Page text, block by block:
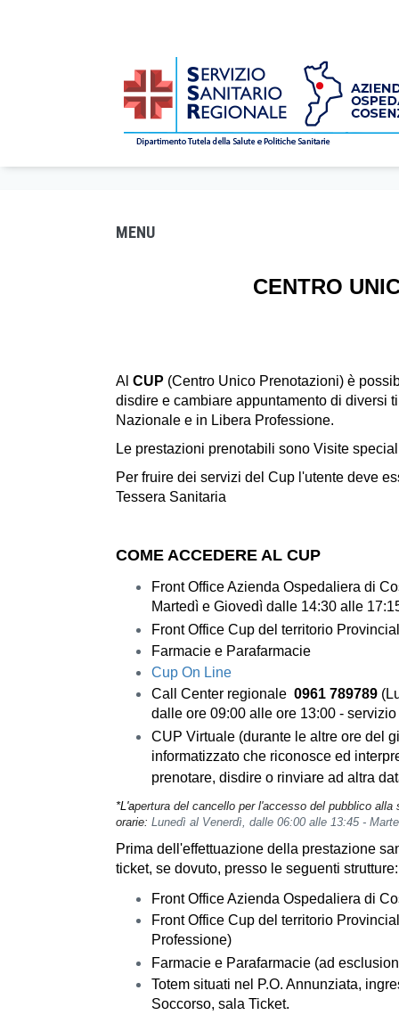
CENTRO UNICO DI PRENOTAZIONE
Home /Servizi Sanitari/ Centro Unico di
MENU
CENTRO
Al CUP (Centro Unico Prenotazioni) è
disdire e cambiare appuntamento di diversi
Nazionale e in Libera Professione.
Le prestazioni prenotabili sono Visite
Per fruire dei servizi del Cup l'utente deve
Tessera Sanitaria
COME ACCEDERE AL CUP
Front Office Azienda Ospedaliera di
Martedì e Giovedì dalle 14:30 alle
Front Office Cup del territorio
Farmacie e Parafarmacie
Cup On Line
Call Center regionale 0961 789789 (
dalle ore 09:00 alle ore 13:00 -
CUP Virtuale (durante le altre ore del
informatizzato che riconosce ed
prenotare, disdire o rinviare ad altra
*L'apertura del cancello per l'accesso del pubblico
orarie: Lunedì al Venerdì, dalle 06:00 alle 13:45 -
Prima dell'effettuazione della prestazione
ticket, se dovuto, presso le seguenti
Front Office Azienda Ospedaliera di
Front Office Cup del territorio
Professione)
Farmacie e Parafarmacie (ad
Totem situati nel P.O. Annunziata,
Soccorso, sala Ticket.